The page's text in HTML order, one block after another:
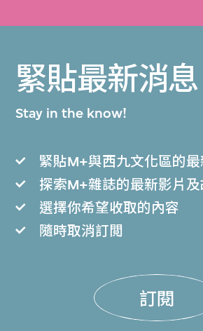
緊貼最新消息
Stay in the know!
緊貼M+與西九文化區的
探索M+雜誌的最新影片及
選擇你希望收取的內容
隨時取消訂閲
訂閱